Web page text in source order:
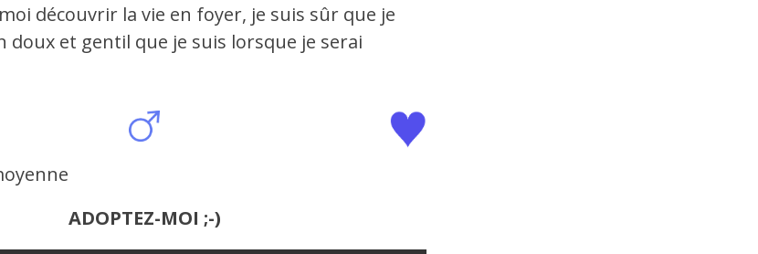
découvrir la vie en foyer, je suis sûr que je
doux et gentil que je suis lorsque je serai
ADOPTEZ-MOI ;-)